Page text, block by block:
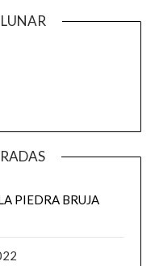
PIEDRA BRUJA